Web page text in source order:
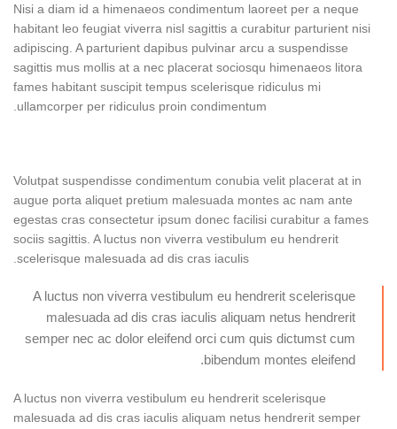
Nisi a diam id a himenaeos condimentum laoreet per a neque
habitant leo feugiat viverra nisl sagittis a curabitur parturient nisi
adipiscing. A parturient dapibus pulvinar arcu a suspendisse
sagittis mus mollis at a nec placerat sociosqu himenaeos litora
fames habitant suscipit tempus scelerisque ridiculus mi
ullamcorper per ridiculus proin condimentum.
Volutpat suspendisse condimentum conubia velit placerat at in
augue porta aliquet pretium malesuada montes ac nam ante
egestas cras consectetur ipsum donec facilisi curabitur a fames
sociis sagittis. A luctus non viverra vestibulum eu hendrerit
scelerisque malesuada ad dis cras iaculis.
A luctus non viverra vestibulum eu hendrerit scelerisque
malesuada ad dis cras iaculis aliquam netus hendrerit
semper nec ac dolor eleifend orci cum quis dictumst cum
bibendum montes eleifend.
A luctus non viverra vestibulum eu hendrerit scelerisque
malesuada ad dis cras iaculis aliquam netus hendrerit semper